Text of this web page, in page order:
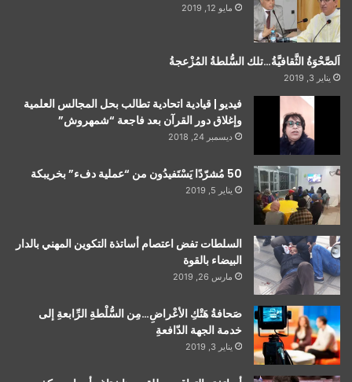
مايو 12, 2019
اَلصَّحْوَةُ الثَّقافيَّةُ…تلك السُّلطةُ المُزْعجةُ
يناير 3, 2019
فيديو | قيادية اتحادية تطالب بحل المجالس العلمية
وإغلاق دور القرآن بعد فاجعة “شمهروش”
ديسمبر 24, 2018
50 مُشرّدًا يَسْتَفيدُون من “عملية دفء” بخريبكة
يناير 5, 2019
السلطات تفض اعتصام أساتذة التكوين المهني بالدار
البيضاء بالقوة
مارس 26, 2019
صَحافةُ هَتْكِ الأعْراضِ…مِن السُّلْطةِ الرِّابعةِ إلى
خدمة الجهة الدّافعةِ
يناير 3, 2019